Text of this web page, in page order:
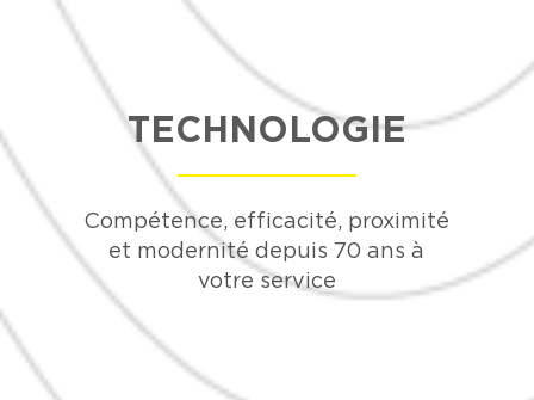
ACTIVITÉS
TECHNOLOGIE
RÉFÉRENCES
CONTACT
TECHNOLOGIE
Compétence, efficacité, proximité
et modernité depuis 70 ans à
votre service